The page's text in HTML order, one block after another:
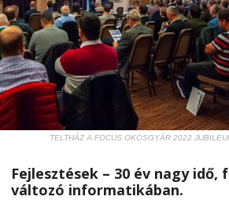
TELTHÁZ A FOCUS OKOSGYÁR 2022
Fejlesztések – 30 év nagy idő,
változó informatikában.